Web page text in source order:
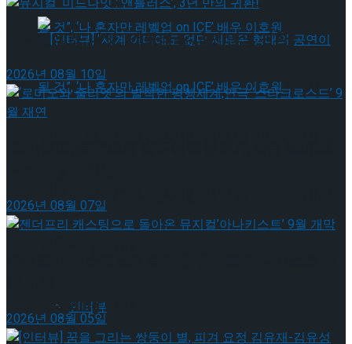
[인터뷰] “세계 어디에도 없던 새로운 형태의
인터뷰
공연이 될 것”, ‘나 혼자만 레벨업 on ICE’ 배우
Trending Tags
뮤지컬 ‘미드나잇 : 앤틀러스’, 3년 만의 귀환!
2026년 08월 10일
2026년 08월 07일
2026년 08월 05일